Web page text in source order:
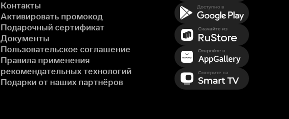
Контакты
Активировать промокод
Подарочный сертификат
Документы
Пользовательское соглашение
Правила применения
рекомендательных технологий
Подарки от наших партнёров